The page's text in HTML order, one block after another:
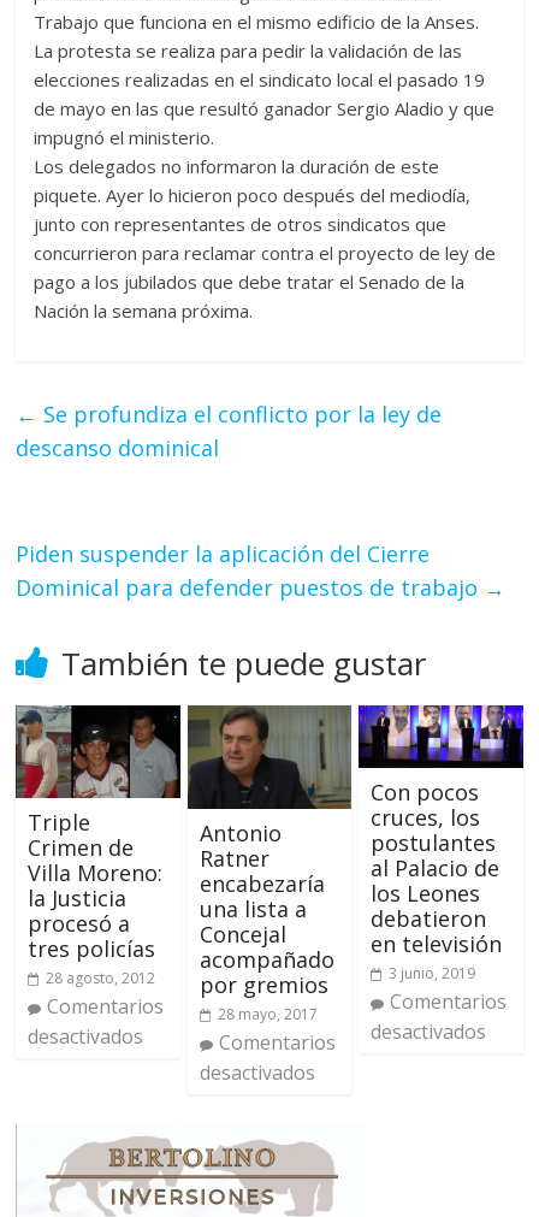
Trabajo que funciona en el mismo edificio de la Anses.
La protesta se realiza para pedir la validación de las
elecciones realizadas en el sindicato local el pasado 19
de mayo en las que resultó ganador Sergio Aladio y que
impugnó el ministerio.
Los delegados no informaron la duración de este
piquete. Ayer lo hicieron poco después del mediodía,
junto con representantes de otros sindicatos que
concurrieron para reclamar contra el proyecto de ley de
pago a los jubilados que debe tratar el Senado de la
Nación la semana próxima.
← Se profundiza el conflicto por la ley de
descanso dominical
Piden suspender la aplicación del Cierre
Dominical para defender puestos de trabajo →
También te puede gustar
Triple
Crimen de
Villa Moreno:
la Justicia
procesó a
tres policías
28 agosto, 2012
Comentarios
desactivados
Antonio
Ratner
encabezaría
una lista a
Concejal
acompañado
por gremios
28 mayo, 2017
Comentarios
desactivados
Con pocos
cruces, los
postulantes
al Palacio de
los Leones
debatieron
en televisión
3 junio, 2019
Comentarios
desactivados